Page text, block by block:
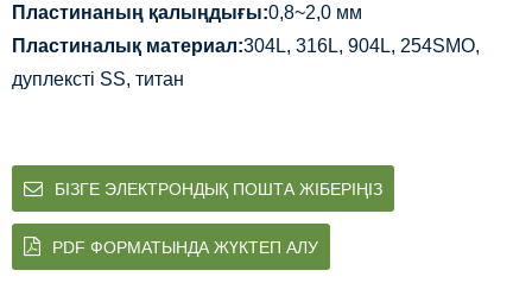
Пластинаның қалыңдығы:0,8~2,0 мм
Пластиналық материал:304L, 316L, 904L, 254SMO,
дуплексті SS, титан
БІЗГЕ ЭЛЕКТРОНДЫҚ ПОШТА ЖІБЕРІҢІЗ
PDF ФОРМАТЫНДА ЖҮКТЕП АЛУ